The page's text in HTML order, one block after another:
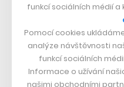
funkcí sociálních médií
Pomocí cookies
analýze návštěvnosti
funkcí sociálních
Informace o užívání
našimi obchodními